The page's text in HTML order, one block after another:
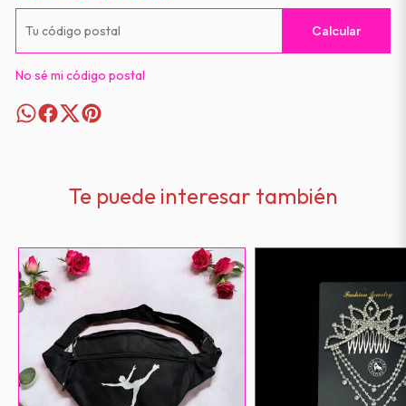
Calcular
No sé mi código postal
Te puede interesar también